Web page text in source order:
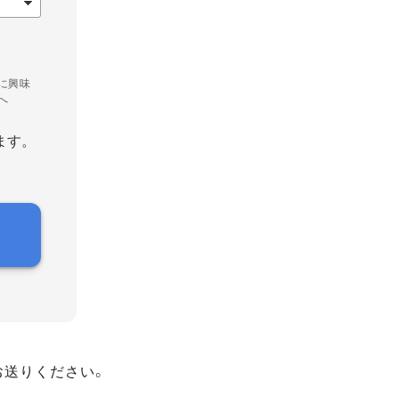
興味
。
りください。